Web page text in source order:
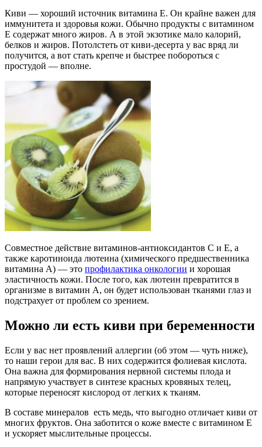
Киви — хороший источник витамина Е. Он крайне важен для
иммунитета и здоровья кожи. Обычно продукты с витамином
Е содержат много жиров. А в этой экзотике мало калорий,
белков и жиров. Потолстеть от киви-десерта у вас вряд ли
получится, а вот стать крепче и быстрее побороться с
простудой — вполне.
Совместное действие витаминов-антиоксидантов С и Е, а
также каротиноида лютеина (химического предшественника
витамина А) — это профилактика онкологии и хорошая
эластичность кожи. После того, как лютеин превратится в
организме в витамин А, он будет использован тканями глаз и
подстрахует от проблем со зрением.
Можно ли есть киви при беременности
Если у вас нет проявлений аллергии (об этом — чуть ниже),
то наши герои для вас. В них содержится фолиевая кислота.
Она важна для формирования нервной системы плода и
напрямую участвует в синтезе красных кровяных телец,
которые переносят кислород от легких к тканям.
В составе минералов есть медь, что выгодно отличает киви от
многих фруктов. Она заботится о коже вместе с витамином Е
и ускоряет мыслительные процессы.